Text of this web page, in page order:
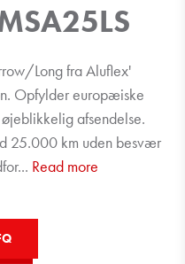
Long fra Aluflex'
Opfylder europæiske
afsendelse.
25.000 km uden besvær
... Read more